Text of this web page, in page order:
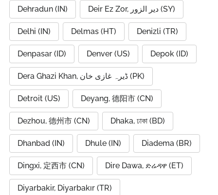
Dehradun (IN) Deir Ez Zor, دير الزور (SY)
Delhi (IN) Delmas (HT) Denizli (TR)
Denpasar (ID) Denver (US) Depok (ID)
Dera Ghazi Khan, ڈیرہ غازی خان (PK)
Detroit (US) Deyang, 德阳市 (CN)
Dezhou, 德州市 (CN) Dhaka, ঢাকা (BD)
Dhanbad (IN) Dhule (IN) Diadema (BR)
Dingxi, 定西市 (CN) Dire Dawa, ድሬዳዋ (ET)
Diyarbakir, Diyarbakır (TR)